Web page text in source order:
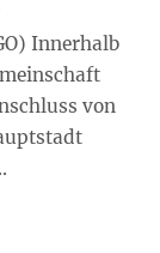
Innerhalb
von